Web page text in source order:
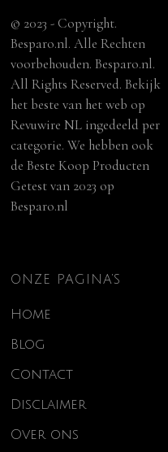
© 2023 - Copyright.
Besparo.nl. Alle Rechten
voorbehouden. Besparo.nl.
All Rights Reserved. Bekijk
het beste van het web op
Revuwire NL ingedeeld per
categorie. We hebben ook
deBeste Koop Producten
Getest van 2023 op
Besparo.nl
ONZE PAGINA’S
Home
Blog
Contact
Disclaimer
Over ons